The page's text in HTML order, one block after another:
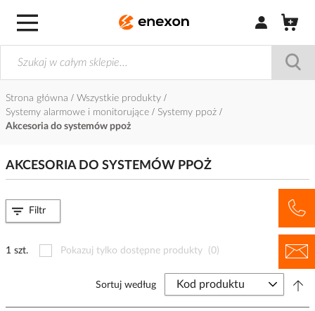
Zaloguj się /
Strona główna
Wszystkie produkty
Systemy alarmowe i monitorujące
Systemy ppoż
Akcesoria do systemów ppoż
AKCESORIA DO SYSTEMÓW PPOŻ
1 szt. Pokazuj tylko dostępne produkty (0)
Sortuj według
Filtr